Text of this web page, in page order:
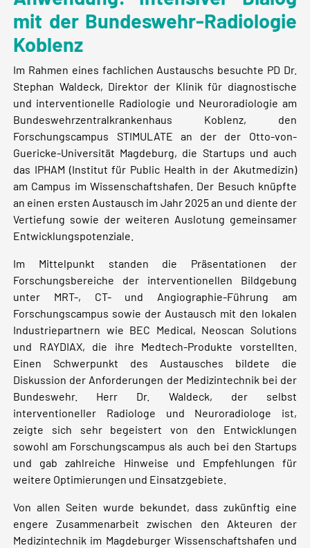
mit der Bundeswehr-Radiologie
Koblenz
Im Rahmen eines fachlichen Austauschs besuchte PD Dr.
Stephan Waldeck, Direktor der Klinik für diagnostische
und interventionelle Radiologie und Neuroradiologie am
Bundeswehrzentralkrankenhaus Koblenz, den
Forschungscampus STIMULATE an der der Otto-von-
Guericke-Universität Magdeburg, die Startups und auch
das IPHAM (Institut für Public Health in der Akutmedizin)
am Campus im Wissenschaftshafen. Der Besuch knüpfte
an einen ersten Austausch im Jahr 2025 an und diente der
Vertiefung sowie der weiteren Auslotung gemeinsamer
Entwicklungspotenziale.
Im Mittelpunkt standen die Präsentationen der
Forschungsbereiche der interventionellen Bildgebung
unter MRT-, CT- und Angiographie-Führung am
Forschungscampus sowie der Austausch mit den lokalen
Industriepartnern wie BEC Medical, Neoscan Solutions
und RAYDIAX, die ihre Medtech-Produkte vorstellten.
Einen Schwerpunkt des Austausches bildete die
Diskussion der Anforderungen der Medizintechnik bei der
Bundeswehr. Herr Dr. Waldeck, der selbst
interventioneller Radiologe und Neuroradiologe ist,
zeigte sich sehr begeistert von den Entwicklungen
sowohl am Forschungscampus als auch bei den Startups
und gab zahlreiche Hinweise und Empfehlungen für
weitere Optimierungen und Einsatzgebiete.
Von allen Seiten wurde bekundet, dass zukünftig eine
engere Zusammenarbeit zwischen den Akteuren der
Medizintechnik im Magdeburger Wissenschaftshafen und